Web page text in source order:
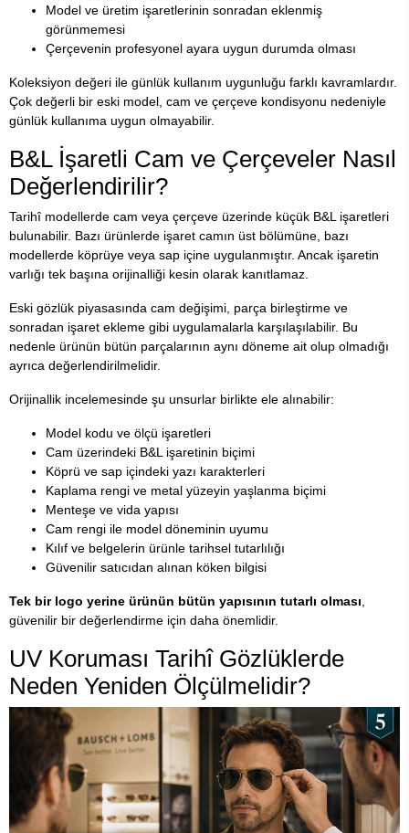
Model ve üretim işaretlerinin sonradan eklenmiş
görünmemesi
Çerçevenin profesyonel ayara uygun durumda olması
Koleksiyon değeri ile günlük kullanım uygunluğu farklı kavramlardır.
Çok değerli bir eski model, cam ve çerçeve kondisyonu nedeniyle
günlük kullanıma uygun olmayabilir.
B&L İşaretli Cam ve Çerçeveler Nasıl
Değerlendirilir?
Tarihî modellerde cam veya çerçeve üzerinde küçük B&L işaretleri
bulunabilir. Bazı ürünlerde işaret camın üst bölümüne, bazı
modellerde köprüye veya sap içine uygulanmıştır. Ancak işaretin
varlığı tek başına orijinalliği kesin olarak kanıtlamaz.
Eski gözlük piyasasında cam değişimi, parça birleştirme ve
sonradan işaret ekleme gibi uygulamalarla karşılaşılabilir. Bu
nedenle ürünün bütün parçalarının aynı döneme ait olup olmadığı
ayrıca değerlendirilmelidir.
Orijinallik incelemesinde şu unsurlar birlikte ele alınabilir:
Model kodu ve ölçü işaretleri
Cam üzerindeki B&L işaretinin biçimi
Köprü ve sap içindeki yazı karakterleri
Kaplama rengi ve metal yüzeyin yaşlanma biçimi
Menteşe ve vida yapısı
Cam rengi ile model döneminin uyumu
Kılıf ve belgelerin ürünle tarihsel tutarlılığı
Güvenilir satıcıdan alınan köken bilgisi
Tek bir logo yerine ürünün bütün yapısının tutarlı olması,
güvenilir bir değerlendirme için daha önemlidir.
UV Koruması Tarihî Gözlüklerde
Neden Yeniden Ölçülmelidir?